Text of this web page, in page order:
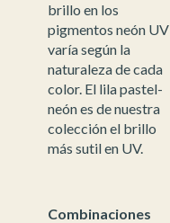
brillo en los
pigmentos neón UV
varía según la
naturaleza de cada
color. El lila pastel-
neón es de nuestra
colección el brillo
más sutil en UV.
Combinaciones